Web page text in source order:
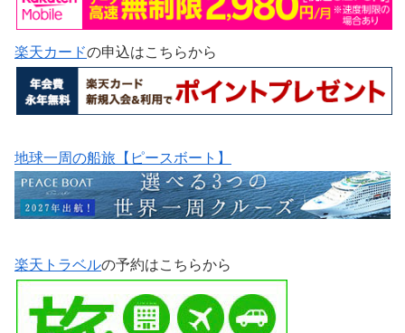
楽天カードの申込はこちらから
地球一周の船旅【ピースボート】
楽天トラベルの予約はこちらから